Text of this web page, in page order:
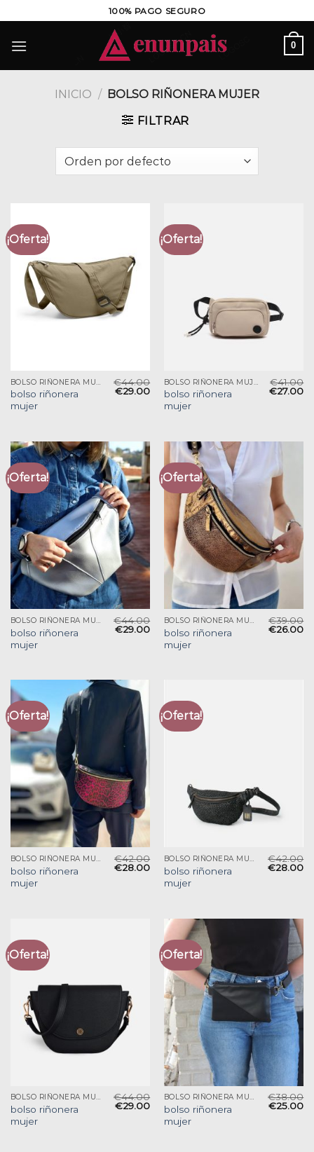
al
contenido
100% PAGO SEGURO
0
INICIO / BOLSO RIÑONERA MUJER
FILTRAR
¡Oferta!
bolso riñonera
mujer
€44.00
€29.00
¡Oferta!
bolso riñonera
mujer
€41.00
€27.00
¡Oferta!
BOLSO RIÑONERA MUJER
bolso riñonera
mujer
€44.00
€29.00
¡Oferta!
BOLSO RIÑONERA MUJER
bolso riñonera
mujer
€39.00
€26.00
¡Oferta!
BOLSO RIÑONERA MUJER
bolso riñonera
mujer
€42.00
€28.00
¡Oferta!
BOLSO RIÑONERA MUJER
bolso riñonera
mujer
€42.00
€28.00
¡Oferta!
BOLSO RIÑONERA MUJER
bolso riñonera
mujer
€44.00
€29.00
¡Oferta!
BOLSO RIÑONERA MUJER
bolso riñonera
mujer
€38.00
€25.00